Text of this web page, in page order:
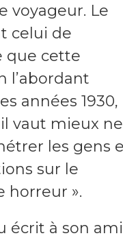
voyageur. Le
celui de
que cette
l’abordant
années 1930,
vaut mieux ne
les gens
sur le
horreur ».
écrit à son ami